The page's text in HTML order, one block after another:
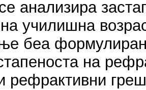
анализира
на училишна
беа
на
рефрактивни